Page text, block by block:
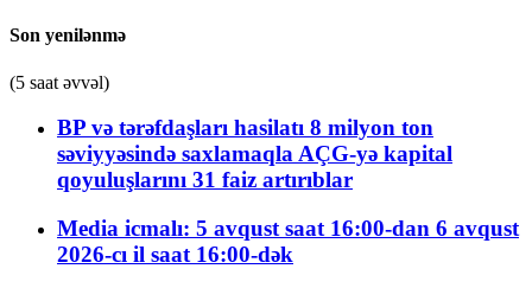
Son yenilənmə
(5 saat əvvəl)
BP və tərəfdaşları hasilatı 8 milyon ton
səviyyəsində saxlamaqla AÇG-yə kapital
qoyuluşlarını 31 faiz artırıblar
Media icmalı: 5 avqust saat 16:00-dan 6 avqust
2026-cı il saat 16:00-dək